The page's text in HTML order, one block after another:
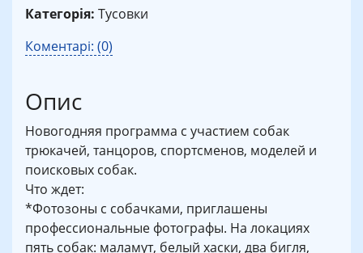
Категорія: Тусовки
Коментарі: (0)
Опис
Новогодняя программа с участием собак
трюкачей, танцоров, спортсменов, моделей и
поисковых собак.
Что ждет:
*Фотозоны с собачками, приглашены
профессиональные фотографы. На локациях
пять собак: маламут, белый хаски, два бигля,